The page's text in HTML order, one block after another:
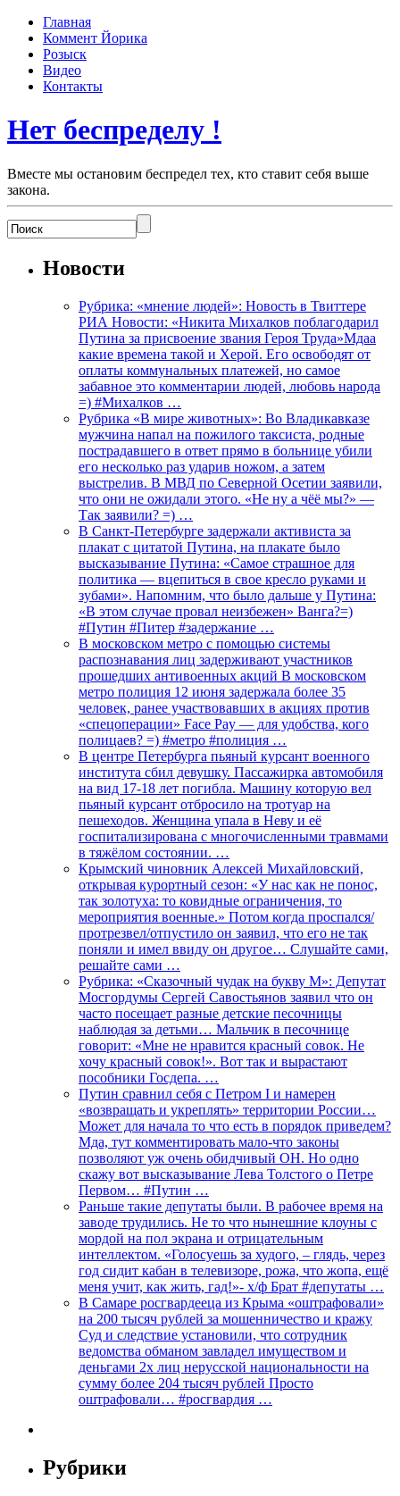
Главная
Коммент Йорика
Розыск
Видео
Контакты
Нет беспределу !
Вместе мы остановим беспредел тех, кто ставит себя выше
закона.
Новости
Рубрика: «мнение людей»: Новость в Твиттере
РИА Новости: «Никита Михалков поблагодарил
Путина за присвоение звания Героя Труда»Мдаа
какие времена такой и Херой. Его освободят от
оплаты коммунальных платежей, но самое
забавное это комментарии людей, любовь народа
=) #Михалков …
Рубрика «В мире животных»: Во Владикавказе
мужчина напал на пожилого таксиста, родные
пострадавшего в ответ прямо в больнице убили
его несколько раз ударив ножом, а затем
выстрелив. В МВД по Северной Осетии заявили,
что они не ожидали этого. «Не ну а чёё мы?» —
Так заявили? =) …
В Санкт-Петербурге задержали активиста за
плакат с цитатой Путина, на плакате было
высказывание Путина: «Самое страшное для
политика — вцепиться в свое кресло руками и
зубами». Напомним, что было дальше у Путина:
«В этом случае провал неизбежен» Ванга?=)
#Путин #Питер #задержание …
В московском метро с помощью системы
распознавания лиц задерживают участников
прошедших антивоенных акций В московском
метро полиция 12 июня задержала более 35
человек, ранее участвовавших в акциях против
«спецоперации» Face Pay — для удобства, кого
полицаев? =) #метро #полиция …
В центре Петербурга пьяный курсант военного
института сбил девушку. Пассажирка автомобиля
на вид 17-18 лет погибла. Машину которую вел
пьяный курсант отбросило на тротуар на
пешеходов. Женщина упала в Неву и её
госпитализирована с многочисленными травмами
в тяжёлом состоянии. …
Крымский чиновник Алексей Михайловский,
открывая курортный сезон: «У нас как не понос,
так золотуха: то ковидные ограничения, то
мероприятия военные.» Потом когда проспался/
протрезвел/отпустило он заявил, что его не так
поняли и имел ввиду он другое… Слушайте сами,
решайте сами …
Рубрика: «Сказочный чудак на букву М»: Депутат
Мосгордумы Сергей Савостьянов заявил что он
часто посещает разные детские песочницы
наблюдая за детьми… Мальчик в песочнице
говорит: «Мне не нравится красный совок. Не
хочу красный совок!». Вот так и вырастают
пособники Госдепа. …
Путин сравнил себя с Петром I и намерен
«возвращать и укреплять» территории России…
Может для начала то что есть в порядок приведем?
Мда, тут комментировать мало-что законы
позволяют уж очень обидчивый ОН. Но одно
скажу вот высказывание Лева Толстого о Петре
Первом… #Путин …
Раньше такие депутаты были. В рабочее время на
заводе трудились. Не то что нынешние клоуны с
мордой на пол экрана и отрицательным
интеллектом. «Голосуешь за худого, – глядь, через
год сидит кабан в телевизоре, рожа, что жопа, ещё
меня учит, как жить, гад!»- х/ф Брат #депутаты …
В Самаре росгвардееца из Крыма «оштрафовали»
на 200 тысяч рублей за мошенничество и кражу
Суд и следствие установили, что сотрудник
ведомства обманом завладел имуществом и
деньгами 2х лиц нерусской национальности на
сумму более 204 тысяч рублей Просто
оштрафовали… #росгвардия …
Рубрики